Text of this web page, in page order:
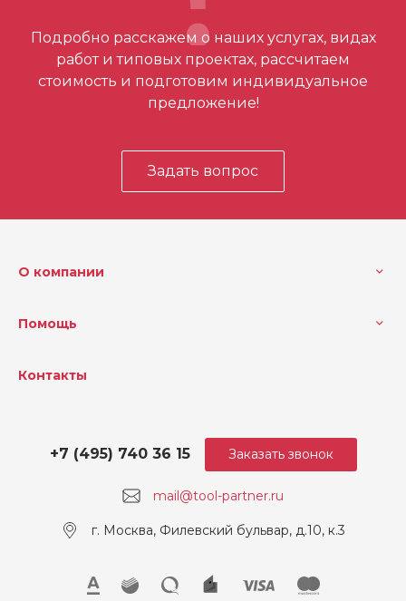
Подробно расскажем о наших услугах, видах
работ и типовых проектах, рассчитаем
стоимость и подготовим индивидуальное
предложение!
Задать вопрос
О компании
Помощь
Контакты
mail@tool-partner.ru
+7 (495) 740 36 15
г. Москва, Филевский бульвар, д.10, к.3
Заказать звонок